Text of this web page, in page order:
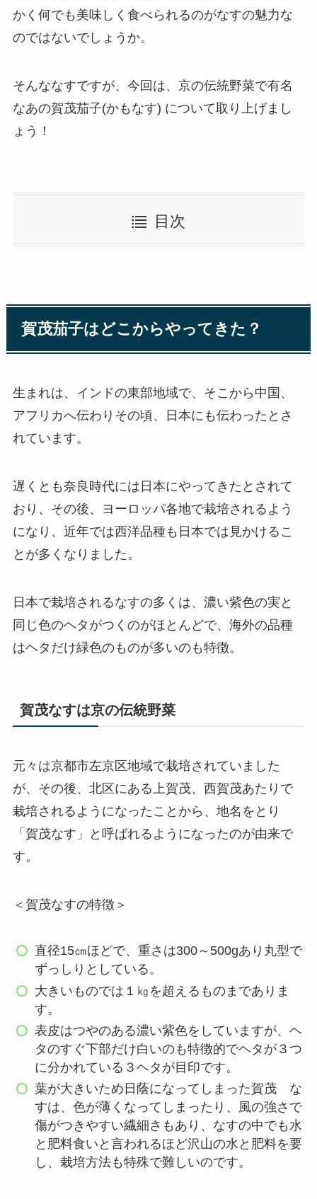
かく何でも美味しく食べられるのがなすの魅力な
のではないでしょうか。
そんななすですが、今回は、 京の伝統野菜で有名
なあの賀茂茄子(かもなす) について取り上げまし
ょう！
目次
賀茂茄子はどこからやってきた？
生まれは、インドの東部地域で、そこから中国、
アフリカへ伝わりその頃、日本にも伝わったとさ
れています。
遅くとも奈良時代には日本にやってきた とされて
おり、その後、ヨーロッパ各地で栽培されるよう
になり、近年では西洋品種も日本では見かけるこ
とが多くなりました。
日本で栽培されるなすの多くは、濃い紫色の実と
同じ色のヘタがつくのがほとんどで、海外の品種
はヘタだけ緑色のものが多いのも特徴。
賀茂なすは京の伝統野菜
元々は京都市左京区地域で栽培されていました
が、その後、北区にある上賀茂、西賀茂あたりで
栽培されるようになったことから、地名をとり
「賀茂なす」と呼ばれるようになったのが由来で
す。
＜賀茂なすの特徴＞
直径15㎝ほどで、重さは300～500gあり丸型で
ずっしりとしている。
大きいものでは１㎏を超えるものまでありま
す。
表皮はつやのある濃い紫色をしていますが、ヘ
タのすぐ下部だけ白いのも特徴的でヘタが３つ
に分かれている３ヘタが目印です。
葉が大きいため日蔭になってしまった賀茂 な
すは、色が薄くなってしまったり、風の強さで
傷がつきやすい繊細さもあり、なすの中でも水
と肥料食いと言われるほど沢山の水と肥料を要
し、栽培方法も特殊で難しいのです。